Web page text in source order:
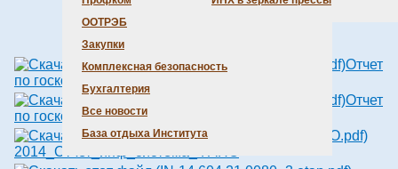
ООТРЭБ
Закупки
Комплексная безопасность
Бухгалтерия
Все новости
База отдыха Института
Отчет
по госконтракту 14.604.21.0080_2 этап
Отчет
по госконтракту 02.740.11.0628_6 этап
2014_Отчет_инф_система_ФАНО